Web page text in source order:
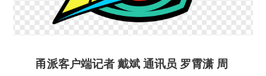
甬派客户端记者 戴斌 通讯员 罗霄潇 周